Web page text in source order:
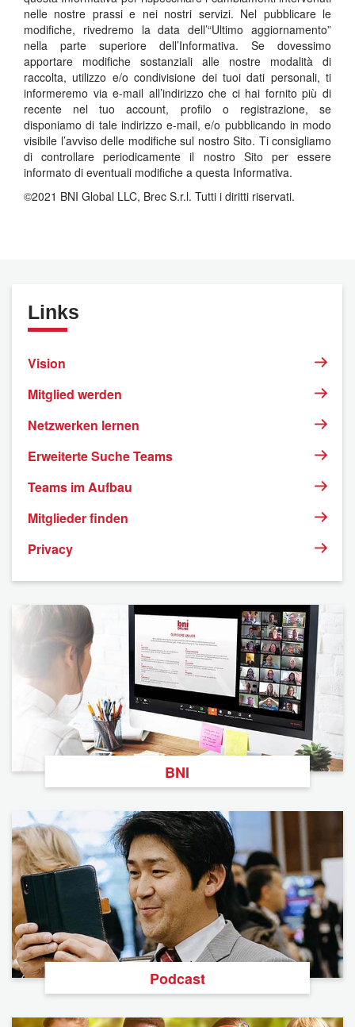
nelle nostre prassi e nei nostri servizi. Nel pubblicare le
modifiche, rivedremo la data dell’“Ultimo aggiornamento”
nella parte superiore dell’Informativa. Se dovessimo
apportare modifiche sostanziali alle nostre modalità di
raccolta, utilizzo e/o condivisione dei tuoi dati personali, ti
informeremo via e-mail all’indirizzo che ci hai fornito più di
recente nel tuo account, profilo o registrazione, se
disponiamo di tale indirizzo e-mail, e/o pubblicando in modo
visibile l’avviso delle modifiche sul nostro Sito. Ti consigliamo
di controllare periodicamente il nostro Sito per essere
informato di eventuali modifiche a questa Informativa.
©2021 BNI Global LLC, Brec S.r.l. Tutti i diritti riservati.
Links
Vision
Mitglied werden
Netzwerken lernen
Erweiterte Suche Teams
Teams im Aufbau
Mitglieder finden
Privacy
BNI
Podcast